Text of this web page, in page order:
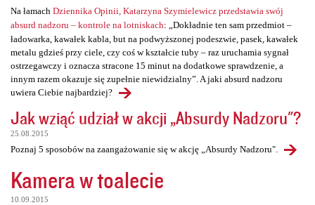
Na łamach Dziennika Opinii, Katarzyna Szymielewicz przedstawia swój
absurd nadzoru – kontrole na lotniskach: „Dokładnie ten sam przedmiot –
ładowarka, kawałek kabla, but na podwyższonej podeszwie, pasek, kawałek
metalu gdzieś przy ciele, czy coś w kształcie tuby – raz uruchamia sygnał
ostrzegawczy i oznacza stracone 15 minut na dodatkowe sprawdzenie, a
innym razem okazuje się zupełnie niewidzialny”. A jaki absurd nadzoru
uwiera Ciebie najbardziej?
Jak wziąć udział w akcji „Absurdy Nadzoru"?
25.08.2015
Poznaj 5 sposobów na zaangażowanie się w akcję „Absurdy Nadzoru".
Kamera w toalecie
10.09.2015